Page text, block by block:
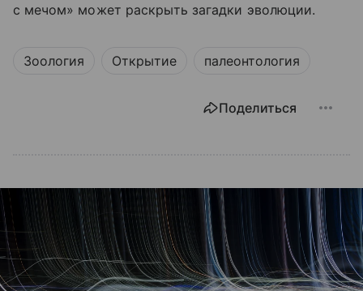
с мечом» может раскрыть загадки эволюции.
Зоология Открытие палеонтология
Поделиться